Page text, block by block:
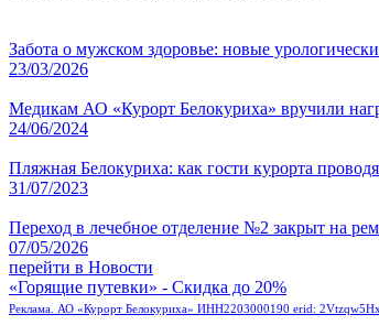
Забота о мужском здоровье: новые
23/03/2026
Медикам АО «Курорт Белокуриха» вручили
24/06/2024
Пляжная Белокуриха: как гости курорта
31/07/2023
Переход в лечебное отделение №2 закрыт на
07/05/2026
перейти в Новости
«Горящие путевки» - Скидка до 20%
Реклама. АО «Курорт Белокуриха» ИНН2203000190 erid: